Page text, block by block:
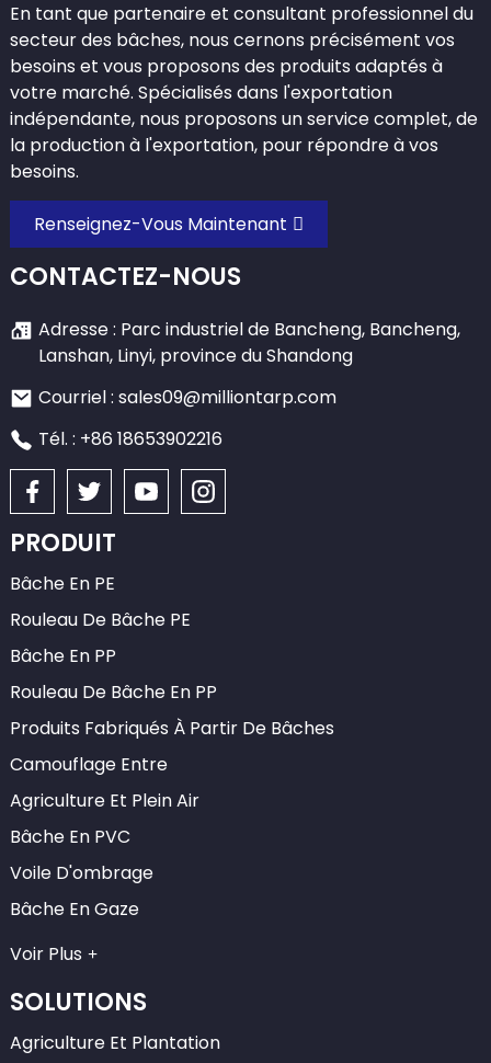
En tant que partenaire et consultant professionnel du
secteur des bâches, nous cernons précisément vos
besoins et vous proposons des produits adaptés à
votre marché. Spécialisés dans l'exportation
indépendante, nous proposons un service complet, de
la production à l'exportation, pour répondre à vos
besoins.
Renseignez-Vous Maintenant
CONTACTEZ-NOUS
Adresse : Parc industriel de Bancheng, Bancheng,
Lanshan, Linyi, province du Shandong
Courriel : sales09@milliontarp.com
Tél. : +86 18653902216
PRODUIT
Bâche En PE
Rouleau De Bâche PE
Bâche En PP
Rouleau De Bâche En PP
Produits Fabriqués À Partir De Bâches
Camouflage Entre
Agriculture Et Plein Air
Bâche En PVC
Voile D'ombrage
Bâche En Gaze
Voir Plus
SOLUTIONS
Agriculture Et Plantation